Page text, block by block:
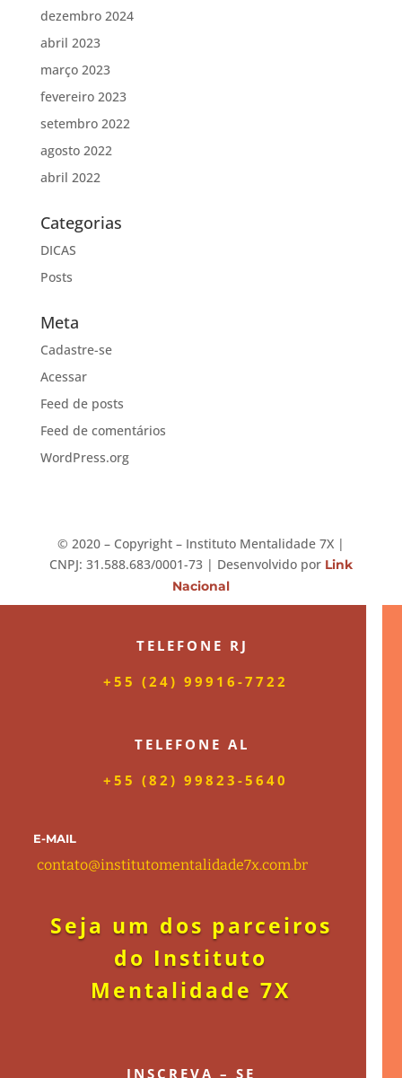
dezembro 2024
abril 2023
março 2023
fevereiro 2023
setembro 2022
agosto 2022
abril 2022
Categorias
DICAS
Posts
Meta
Cadastre-se
Acessar
Feed de posts
Feed de comentários
WordPress.org
©️ 2020 – Copyright – Instituto Mentalidade 7X |
CNPJ: 31.588.683/0001-73 | Desenvolvido por Link
Nacional
TELEFONE RJ
+55 (24) 99916-7722
TELEFONE AL
+55 (82) 99823-5640
E-MAIL
contato@institutomentalidade7x.com.br
Seja um dos parceiros
do Instituto
Mentalidade 7X
INSCREVA – SE